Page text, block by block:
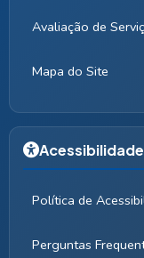
Avaliação de
Mapa do Site
Acessibilidade
Política de
Perguntas